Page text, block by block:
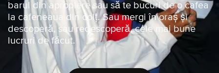
barul din apropiere sau să te bucuri de o cafea
la cafeneaua din colț. Sau mergi în oraș și
descoperă, sau redescoperă, cele mai bune
lucruri de făcut.